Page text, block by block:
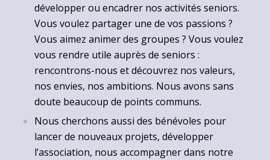
développer ou encadrer nos activités seniors.
Vous voulez partager une de vos passions ?
Vous aimez animer des groupes ? Vous voulez
vous rendre utile auprès de seniors :
rencontrons-nous et découvrez nos valeurs,
nos envies, nos ambitions. Nous avons sans
doute beaucoup de points communs.
Nous cherchons aussi des bénévoles pour
lancer de nouveaux projets, développer
l’association, nous accompagner dans notre